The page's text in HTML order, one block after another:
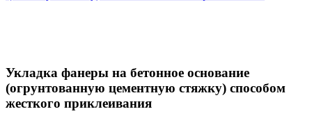
Укладка фанеры на бетонное основание
(огрунтованную цементную стяжку) способом
жесткого приклеивания